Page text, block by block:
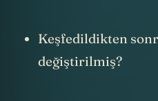
Keşfedildikten
değiştirilmiş?